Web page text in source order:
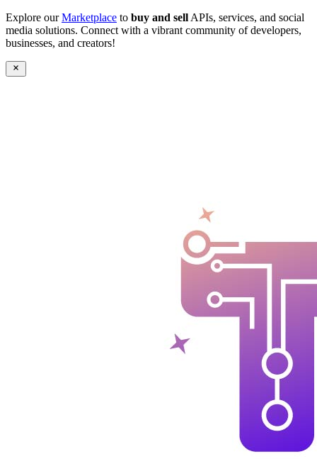
Explore ourMarketplace to buy and sell APIs, services, and social
media solutions. Connect with a vibrant community of developers,
businesses, and creators!